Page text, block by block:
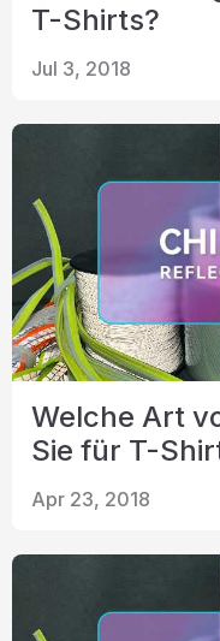
T-Shirts?
Jul 3, 2018
Welche Art
Sie für T-
Apr 23, 2018